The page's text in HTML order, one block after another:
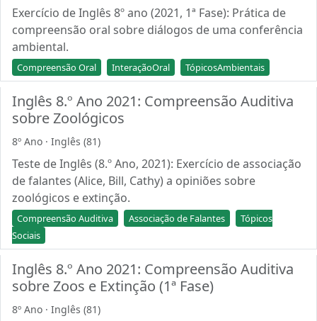
Exercício de Inglês 8º ano (2021, 1ª Fase): Prática de
compreensão oral sobre diálogos de uma conferência
ambiental.
Compreensão Oral InteraçãoOral TópicosAmbientais
Inglês 8.º Ano 2021: Compreensão Auditiva
sobre Zoológicos
8º Ano · Inglês (81)
Teste de Inglês (8.º Ano, 2021): Exercício de associação
de falantes (Alice, Bill, Cathy) a opiniões sobre
zoológicos e extinção.
Compreensão Auditiva Associação de Falantes
Tópicos
Sociais
Inglês 8.º Ano 2021: Compreensão Auditiva
sobre Zoos e Extinção (1ª Fase)
8º Ano · Inglês (81)